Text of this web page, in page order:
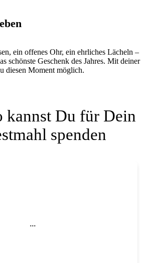
ein offenes Ohr, ein ehrliches Lächeln –
schönste Geschenk des Jahres. Mit deiner
diesen Moment möglich.
kannst Du für Dein
spenden